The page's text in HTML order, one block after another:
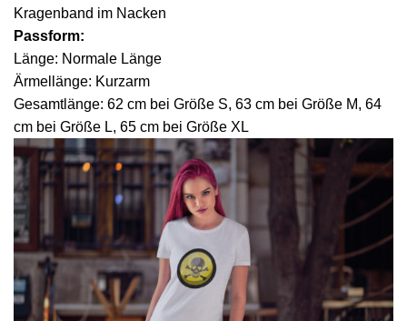
Kragenband im Nacken
Passform:
Länge: Normale Länge
Ärmellänge: Kurzarm
Gesamtlänge: 62 cm bei Größe S, 63 cm bei Größe M, 64
cm bei Größe L, 65 cm bei Größe XL